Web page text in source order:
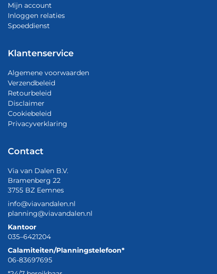
Mijn account
Inloggen relaties
Spoeddienst
Klantenservice
Algemene voorwaarden
Verzendbeleid
Retourbeleid
Disclaimer
Cookiebeleid
Privacyverklaring
Contact
Via van Dalen B.V.
Bramenberg 22
3755 BZ Eemnes
info@viavandalen.nl
planning@viavandalen.nl
Kantoor
035–6421204
Calamiteiten/Planningstelefoon*
06-83697695